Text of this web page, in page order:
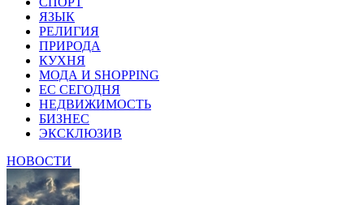
ЯЗЫК
РЕЛИГИЯ
ПРИРОДА
КУХНЯ
МОДА И SHOPPING
ЕС СЕГОДНЯ
НЕДВИЖИМОСТЬ
БИЗНЕС
ЭКСКЛЮЗИВ
НОВОСТИ